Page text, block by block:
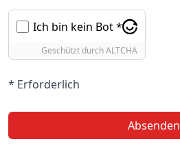
Ich bin kein Bot *
Geschützt durchALTCHA
* Erforderlich
Absenden